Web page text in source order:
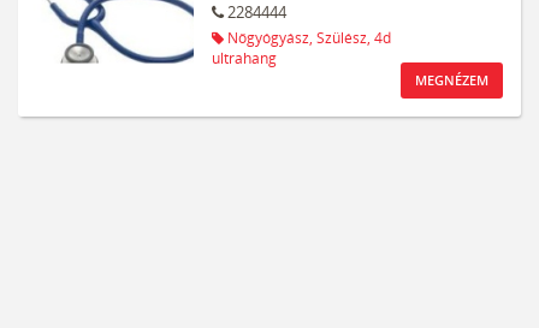
2284444
Nőgyógyász, Szülész, 4d
ultrahang
MEGNÉZEM